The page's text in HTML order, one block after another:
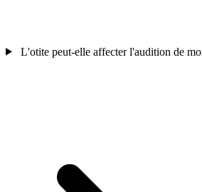
L'otite peut-elle affecter l'audition de